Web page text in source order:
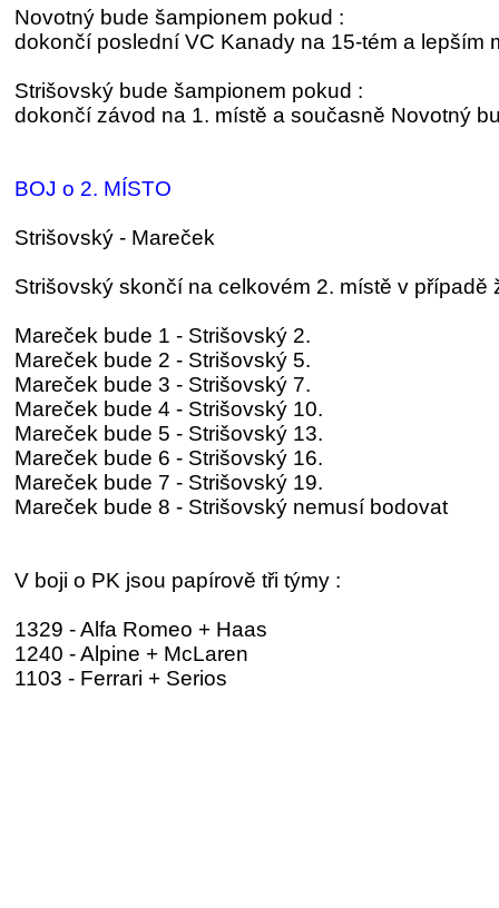
Novotný bude šampionem pokud :
dokončí poslední VC Kanady na 15-tém a lepším
Strišovský bude šampionem pokud :
dokončí závod na 1. místě a současně Novotný
BOJ o 2. MÍSTO
Strišovský - Mareček
Strišovský skončí na celkovém 2. místě v případě
Mareček bude 1 - Strišovský 2.
Mareček bude 2 - Strišovský 5.
Mareček bude 3 - Strišovský 7.
Mareček bude 4 - Strišovský 10.
Mareček bude 5 - Strišovský 13.
Mareček bude 6 - Strišovský 16.
Mareček bude 7 - Strišovský 19.
Mareček bude 8 - Strišovský nemusí bodovat
V boji o PK jsou papírově tři týmy :
1329 - Alfa Romeo + Haas
1240 - Alpine + McLaren
1103 - Ferrari + Serios